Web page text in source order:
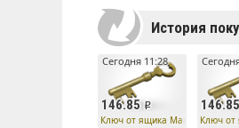
История
146.85
Сегодня 11:28
Ключ от ящика Манн КоКлюч